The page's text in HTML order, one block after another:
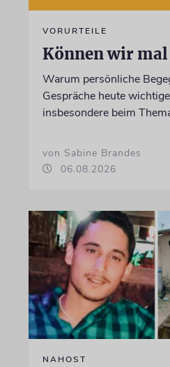
VORURTEILE
Können wir mal
Warum persönliche
Gespräche heute
insbesondere beim
von Sabine Brandes
06.08.2026
NAHOST